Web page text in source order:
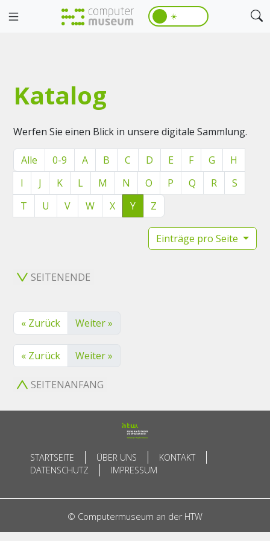
☀️
Katalog
Werfen Sie einen Blick in unsere digitale Sammlung.
Alle 0-9 A B C D E F G
H
I
J K L M N O P Q R
S
T
U V W X Y Z
Einträge pro Seite
SEITENENDE
« Zurück Weiter »
« Zurück Weiter »
SEITENANFANG
STARTSEITE ÜBER UNS
KONTAKT
DATENSCHUTZ
IMPRESSUM
© Computermuseum an der HTW